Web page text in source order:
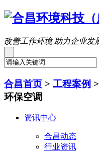
改善工作环境 助力企业发
合昌首页 > 工程案例 >
环保空调
资讯中心
合昌动态
行业资讯